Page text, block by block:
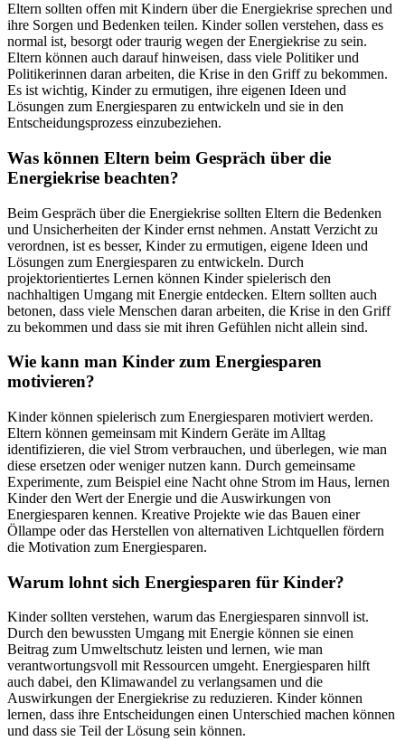
Eltern sollten offen mit Kindern über die Energiekrise sprechen und
ihre Sorgen und Bedenken teilen. Kinder sollen verstehen, dass es
normal ist, besorgt oder traurig wegen der Energiekrise zu sein.
Eltern können auch darauf hinweisen, dass viele Politiker und
Politikerinnen daran arbeiten, die Krise in den Griff zu bekommen.
Es ist wichtig, Kinder zu ermutigen, ihre eigenen Ideen und
Lösungen zum Energiesparen zu entwickeln und sie in den
Entscheidungsprozess einzubeziehen.
Was können Eltern beim Gespräch über die
Energiekrise beachten?
Beim Gespräch über die Energiekrise sollten Eltern die Bedenken
und Unsicherheiten der Kinder ernst nehmen. Anstatt Verzicht zu
verordnen, ist es besser, Kinder zu ermutigen, eigene Ideen und
Lösungen zum Energiesparen zu entwickeln. Durch
projektorientiertes Lernen können Kinder spielerisch den
nachhaltigen Umgang mit Energie entdecken. Eltern sollten auch
betonen, dass viele Menschen daran arbeiten, die Krise in den Griff
zu bekommen und dass sie mit ihren Gefühlen nicht allein sind.
Wie kann man Kinder zum Energiesparen
motivieren?
Kinder können spielerisch zum Energiesparen motiviert werden.
Eltern können gemeinsam mit Kindern Geräte im Alltag
identifizieren, die viel Strom verbrauchen, und überlegen, wie man
diese ersetzen oder weniger nutzen kann. Durch gemeinsame
Experimente, zum Beispiel eine Nacht ohne Strom im Haus, lernen
Kinder den Wert der Energie und die Auswirkungen von
Energiesparen kennen. Kreative Projekte wie das Bauen einer
Öllampe oder das Herstellen von alternativen Lichtquellen fördern
die Motivation zum Energiesparen.
Warum lohnt sich Energiesparen für Kinder?
Kinder sollten verstehen, warum das Energiesparen sinnvoll ist.
Durch den bewussten Umgang mit Energie können sie einen
Beitrag zum Umweltschutz leisten und lernen, wie man
verantwortungsvoll mit Ressourcen umgeht. Energiesparen hilft
auch dabei, den Klimawandel zu verlangsamen und die
Auswirkungen der Energiekrise zu reduzieren. Kinder können
lernen, dass ihre Entscheidungen einen Unterschied machen können
und dass sie Teil der Lösung sein können.